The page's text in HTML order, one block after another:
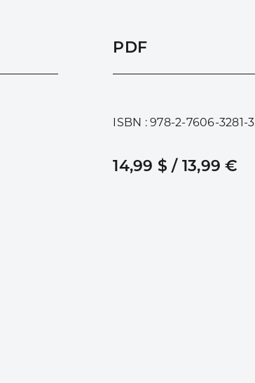
PDF
ISBN : 978-2-7606-3281-3
14,99 $ / 13,99 €